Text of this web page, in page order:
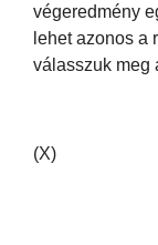
végeredmény
lehet azonos a
válasszuk meg
(X)